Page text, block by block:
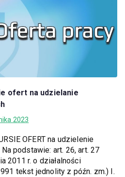
ofert na udzielanie
2023
OFERT na udzielenie
podstawie: art. 26, art. 27
2011 r. o działalności
tekst jednolity z późn. zm.) I.